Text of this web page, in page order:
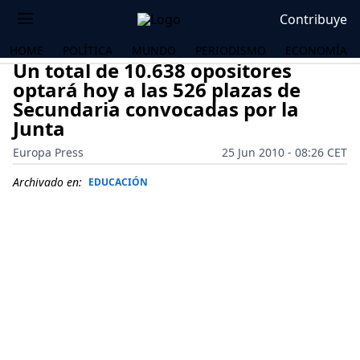
Contribuye
HOME POLÍTICA MUNDO PERIODISMO ECONOMÍA
Un total de 10.638 opositores
optará hoy a las 526 plazas de
Secundaria convocadas por la
Junta
Europa Press
25 Jun 2010 - 08:26 CET
Archivado en: EDUCACIÓN